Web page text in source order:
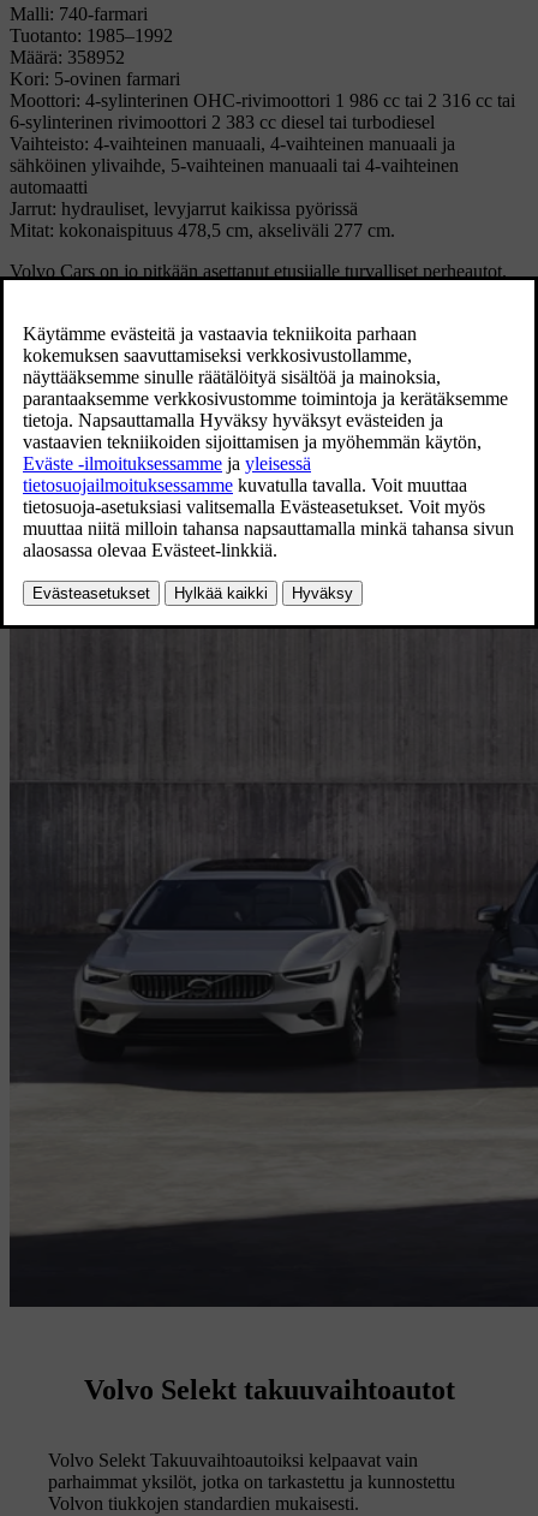
Malli: 740-farmari
Tuotanto: 1985–1992
Määrä: 358952
Kori: 5-ovinen farmari
Moottori: 4-sylinterinen OHC-rivimoottori 1 986 cc tai 2 316 cc tai
6-sylinterinen rivimoottori 2 383 cc diesel tai turbodiesel
Vaihteisto: 4-vaihteinen manuaali, 4-vaihteinen manuaali ja
sähköinen ylivaihde, 5-vaihteinen manuaali tai 4-vaihteinen
automaatti
Jarrut: hydrauliset, levyjarrut kaikissa pyörissä
Mitat: kokonaispituus 478,5 cm, akseliväli 277 cm.
Volvo Cars on jo pitkään asettanut etusijalle turvalliset perheautot.
täyssähköautojen, lataushybridien ja perheautojen mallistoomme
alta.
Tutustu täyssähköautoihimme
Tutustu täyssähköautoihin
Tutustu lataushybrideihimme
Tutustu lataushybrideihin
Tutustu perheautoihimme
Tutustu perheautoihin
Volvo Selekt takuuvaihtoautot
Volvo Selekt Takuuvaihtoautoiksi kelpaavat vain
parhaimmat yksilöt, jotka on tarkastettu ja kunnostettu
Volvon tiukkojen standardien mukaisesti.